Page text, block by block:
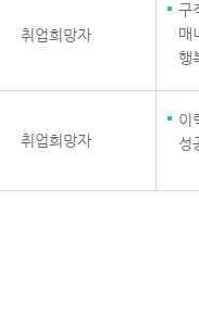
취업희망자
구
매
행
취업희망자
이
성